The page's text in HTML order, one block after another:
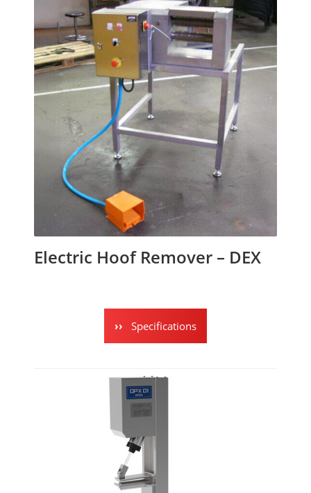
Electric Hoof Remover – DEX
Specifications